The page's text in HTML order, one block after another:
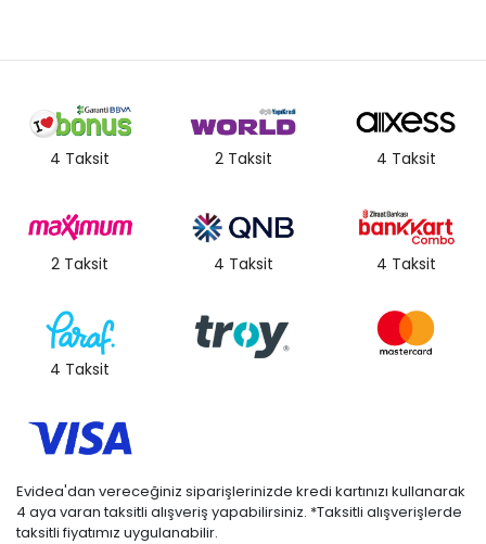
4 Taksit 2 Taksit 4 Taksit
2 Taksit 4 Taksit 4 Taksit
4 Taksit
Evidea'dan vereceğiniz siparişlerinizde kredi kartınızı kullanarak
4 aya varan taksitli alışveriş yapabilirsiniz. *Taksitli alışverişlerde
taksitli fiyatımız uygulanabilir.